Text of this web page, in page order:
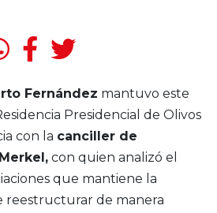
Fernández mantuvo este
Presidencial de Olivos
con la canciller de
con quien analizó el
que mantiene la
reestructurar de manera